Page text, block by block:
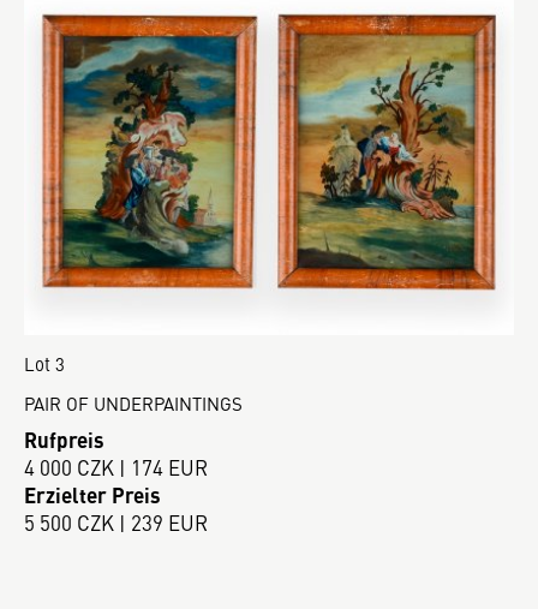
Lot 3
PAIR OF UNDERPAINTINGS
Rufpreis
4 000 CZK | 174 EUR
Erzielter Preis
5 500 CZK | 239 EUR